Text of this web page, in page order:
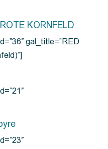
KORNFELD
gal_title=”RED